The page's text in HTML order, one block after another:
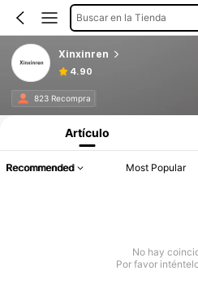
Buscar en la Tienda
Xinxinren
4.90
823 Recompra
Artículo
Recommended Most Popular
No hay
Por favor